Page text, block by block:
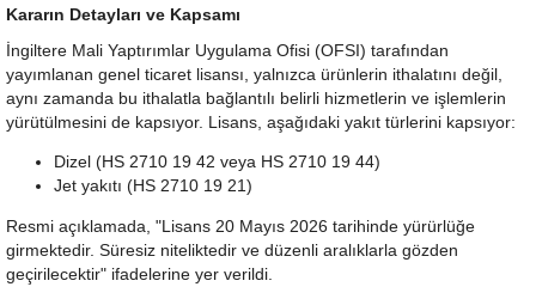
Kararın Detayları ve Kapsamı
İngiltere Mali Yaptırımlar Uygulama Ofisi (OFSI) tarafından
yayımlanan genel ticaret lisansı, yalnızca ürünlerin ithalatını değil,
aynı zamanda bu ithalatla bağlantılı belirli hizmetlerin ve işlemlerin
yürütülmesini de kapsıyor. Lisans, aşağıdaki yakıt türlerini kapsıyor:
Dizel (HS 2710 19 42 veya HS 2710 19 44)
Jet yakıtı (HS 2710 19 21)
Resmi açıklamada, "Lisans 20 Mayıs 2026 tarihinde yürürlüğe
girmektedir. Süresiz niteliktedir ve düzenli aralıklarla gözden
geçirilecektir" ifadelerine yer verildi.